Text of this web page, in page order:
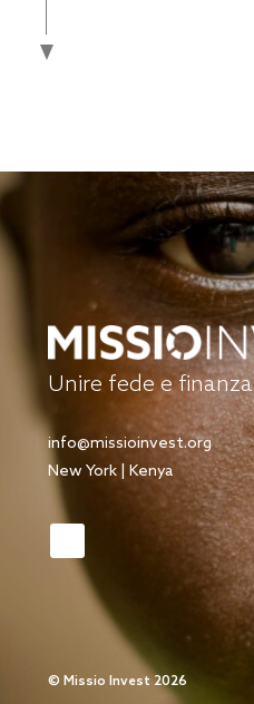
Unire fede e finanza
info@missioinvest.org
New York | Kenya
© Missio Invest 2026